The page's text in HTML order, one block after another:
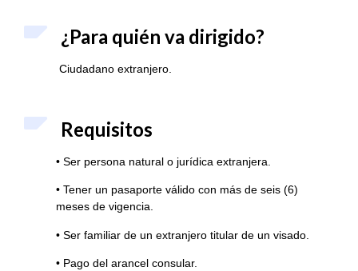
¿Para quién va dirigido?
Ciudadano extranjero.
Requisitos
• Ser persona natural o jurídica extranjera.
• Tener un pasaporte válido con más de seis (6)
meses de vigencia.
• Ser familiar de un extranjero titular de un visado.
• Pago del arancel consular.